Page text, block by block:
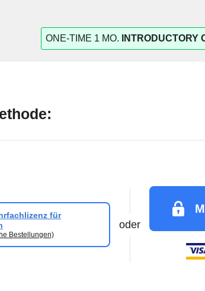
ONE-TIME 1 MO. INTRODUCTORY
für
Bestellungen)
oder